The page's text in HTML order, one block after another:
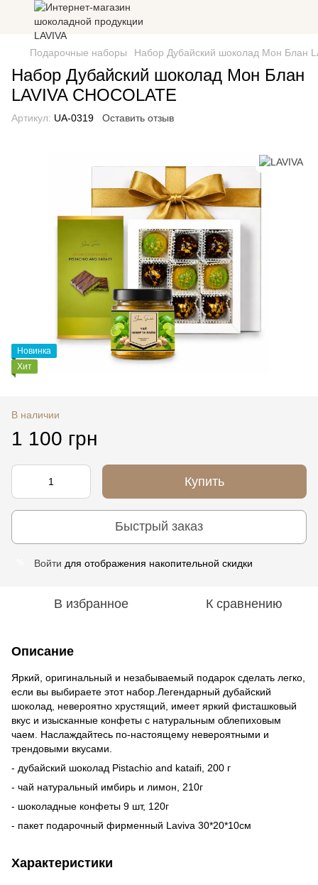
Подарочные наборы Набор Дубайский шоколад Мон Блан
Набор Дубайский шоколад Мон Блан
LAVIVA CHOCOLATE
Артикул: UA-0319 Оставить отзыв
Новинка
Хит
В наличии
1 100 грн
Купить
Быстрый заказ
Войти для отображения накопительной скидки
В избранное К сравнению
Описание
Яркий, оригинальный и незабываемый подарок сделать легко,
если вы выбираете этот набор.Легендарный дубайский
шоколад, невероятно хрустящий, имеет яркий фисташковый
вкус и изысканные конфеты с натуральным облепиховым
чаем. Наслаждайтесь по-настоящему невероятными и
трендовыми вкусами.
- дубайский шоколад Pistachio and kataifi, 200 г
- чай ​​натуральный имбирь и лимон, 210г
- шоколадные конфеты 9 шт, 120г
- пакет подарочный фирменный Laviva 30*20*10см
Характеристики